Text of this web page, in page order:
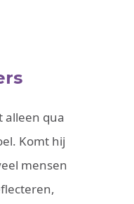
alleen qua
Komt hij
mensen